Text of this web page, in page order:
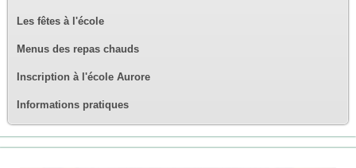
Les fêtes à l'école
Menus des repas chauds
Inscription à l'école Aurore
Informations pratiques